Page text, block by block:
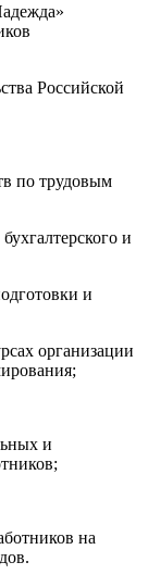
Российской
по трудовым
и
и
организации
и
на